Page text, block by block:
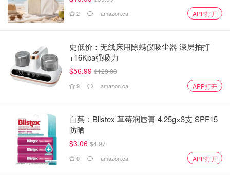
2 amazon.ca APP打开
史低价：无线床用除螨仪吸尘器 深层拍打
+16Kpa强吸力
$56.99 $129.00
9 amazon.ca APP打开
白菜：Blistex 草莓润唇膏 4.25g×3支 SPF15
防晒
$3.06 $4.97
0 amazon.ca APP打开